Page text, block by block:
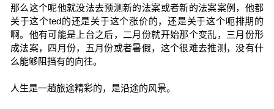
那么这个呢他就没法去预测新的法案或者新的法案案例，他都
关于这个ted的还是关于这个涨价的，还是关于这个呃排期的
啊。他有可能是上台之后，二月份就开始那个变乱，三月份形
成法案，四月份，五月份或者暑假，这个很难去推测，没有什
么能够阻挡有的向往。
人生是一趟旅途精彩的，是沿途的风景。